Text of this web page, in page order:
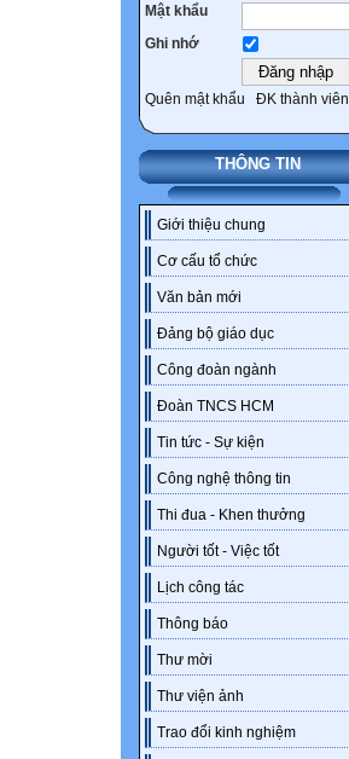
Mật khẩu
Ghi nhớ
Quên mật khẩu ĐK thành viên
THÔNG TIN
Giới thiệu chung
Cơ cấu tổ chức
Văn bản mới
Đảng bộ giáo dục
Công đoàn ngành
Đoàn TNCS HCM
Tin tức - Sự kiện
Công nghệ thông tin
Thi đua - Khen thưởng
Người tốt - Việc tốt
Lịch công tác
Thông báo
Thư mời
Thư viện ảnh
Trao đổi kinh nghiệm